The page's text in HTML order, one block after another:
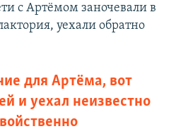
с Артёмом заночевали в
уехали обратно
для Артёма, вот
и уехал неизвестно